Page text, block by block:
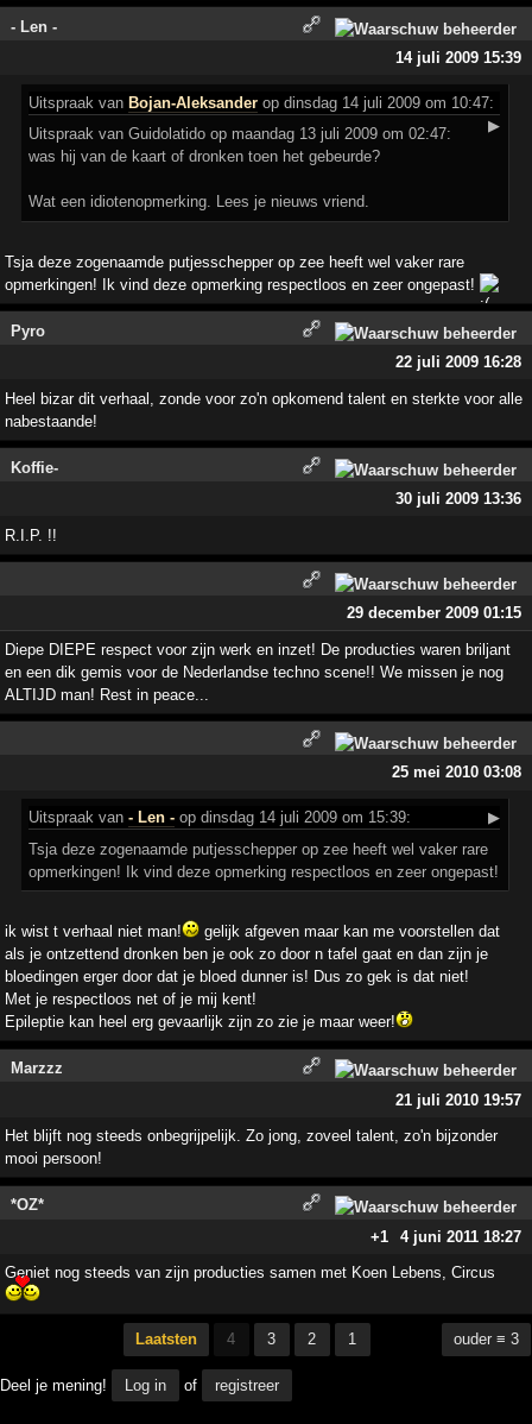
- Len -
14 juli 2009 15:39
Uitspraak van Bojan-Aleksander op dinsdag 14 juli 2009 om 10:47:
▶
Uitspraak van Guidolatido op maandag 13 juli 2009 om 02:47:
was hij van de kaart of dronken toen het gebeurde?
Wat een idiotenopmerking. Lees je nieuws vriend.
Tsja deze zogenaamde putjesschepper op zee heeft wel vaker rare
opmerkingen! Ik vind deze opmerking respectloos en zeer ongepast!
Pyro
22 juli 2009 16:28
Heel bizar dit verhaal, zonde voor zo'n opkomend talent en sterkte voor alle
nabestaande!
Koffie-
30 juli 2009 13:36
R.I.P. !!
29 december 2009 01:15
Diepe DIEPE respect voor zijn werk en inzet! De producties waren briljant
en een dik gemis voor de Nederlandse techno scene!! We missen je nog
ALTIJD man! Rest in peace...
25 mei 2010 03:08
Uitspraak van- Len - op dinsdag 14 juli 2009 om 15:39:
▶
Tsja deze zogenaamde putjesschepper op zee heeft wel vaker rare
opmerkingen! Ik vind deze opmerking respectloos en zeer ongepast!
ik wist t verhaal niet man!
gelijk afgeven maar kan me voorstellen dat
als je ontzettend dronken ben je ook zo door n tafel gaat en dan zijn je
bloedingen erger door dat je bloed dunner is! Dus zo gek is dat niet!
Met je respectloos net of je mij kent!
Epileptie kan heel erg gevaarlijk zijn zo zie je maar weer!
Marzzz
21 juli 2010 19:57
Het blijft nog steeds onbegrijpelijk. Zo jong, zoveel talent, zo'n bijzonder
mooi persoon!
*OZ*
+1
4 juni 2011 18:27
Geniet nog steeds van zijn producties samen met Koen Lebens, Circus
Laatsten 4 3 2 1 ouder ≡ 3
Deel je mening! Log in of registreer